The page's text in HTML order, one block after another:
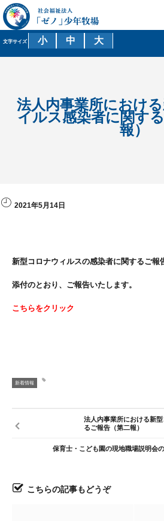
文字サイズ 小 中 大
法人内事業所におけ
イルス感染者に関す
報）
2021年5月14日
新型コロナウィルスの感染者に関するご報
添付のとおり、ご報告いたします。
こちらをクリック
新着情報
法人内事業所における新
るご報告（第二報）
保育士・こども園の現地職場説明会
こちらの記事もどうぞ